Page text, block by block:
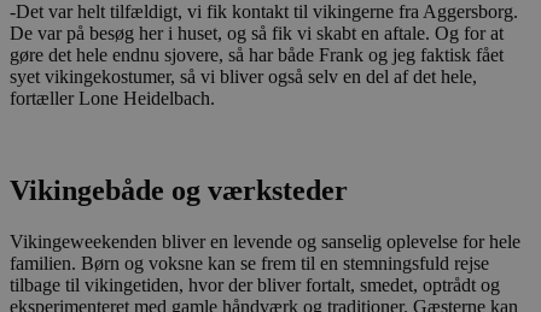
-Det var helt tilfældigt, vi fik kontakt til vikingerne fra Aggersborg.
De var på besøg her i huset, og så fik vi skabt en aftale. Og for at
gøre det hele endnu sjovere, så har både Frank og jeg faktisk fået
syet vikingekostumer, så vi bliver også selv en del af det hele,
fortæller Lone Heidelbach.
Vikingebåde og værksteder
Vikingeweekenden bliver en levende og sanselig oplevelse for hele
familien. Børn og voksne kan se frem til en stemningsfuld rejse
tilbage til vikingetiden, hvor der bliver fortalt, smedet, optrådt og
eksperimenteret med gamle håndværk og traditioner. Gæsterne kan